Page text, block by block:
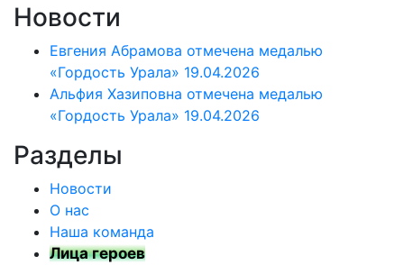
Новости
Евгения Абрамова отмечена медалью
«Гордость Урала» 19.04.2026
Альфия Хазиповна отмечена медалью
«Гордость Урала» 19.04.2026
Разделы
Новости
О нас
Наша команда
Лица героев